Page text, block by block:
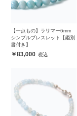
【一点もの】ラリマー6mm
シンプルブレスレット【鑑別
書付き】
83,000